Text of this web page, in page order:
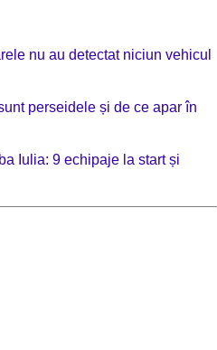
nu au detectat niciun vehicul
perseidele și de ce apar în
Iulia: 9 echipaje la start și